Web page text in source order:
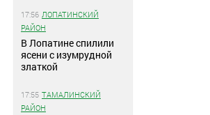
17:56 ЛОПАТИНСКИЙ
РАЙОН
В Лопатине спилили
ясени с изумрудной
златкой
17:55 ТАМАЛИНСКИЙ
РАЙОН